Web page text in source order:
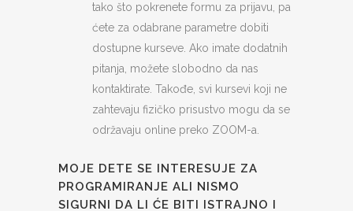
tako što pokrenete formu za prijavu, pa
ćete za odabrane parametre dobiti
dostupne kurseve. Ako imate dodatnih
pitanja, možete slobodno da nas
kontaktirate. Takođe, svi kursevi koji ne
zahtevaju fizičko prisustvo mogu da se
održavaju online preko ZOOM-a.
MOJE DETE SE INTERESUJE ZA
PROGRAMIRANJE ALI NISMO
SIGURNI DA LI ĆE BITI ISTRAJNO I